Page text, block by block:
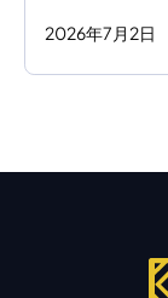
2026年7 月 2日